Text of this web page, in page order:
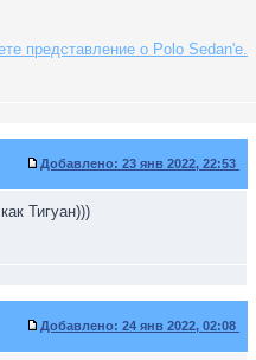
представление о Polo Sedan'е.
Добавлено: 23 янв 2022, 22:53
Тигуан)))
Добавлено: 24 янв 2022, 02:08